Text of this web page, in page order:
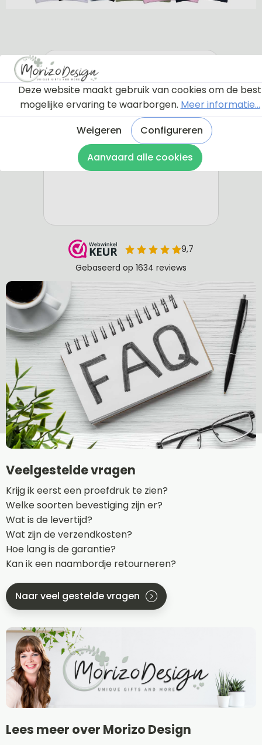
Veelgestelde vragen
Krijg ik eerst een proefdruk te zien?
Welke soorten bevestiging zijn er?
Wat is de levertijd?
Wat zijn de verzendkosten?
Hoe lang is de garantie?
Kan ik een naambordje retourneren?
Naar veel gestelde vragen
Lees meer over Morizo Design
Deze website maakt gebruik van cookies om de best
mogelijke ervaring te waarborgen. Meer informatie...
Weigeren
Configureren
Aanvaard alle cookies